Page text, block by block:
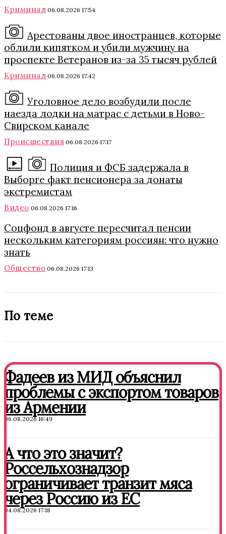
Криминал 06.08.2026 17:54
Арестованы двое иностранцев, которые
облили кипятком и убили мужчину на
проспекте Ветеранов из-за 35 тысяч рублей
Криминал 06.08.2026 17:42
Уголовное дело возбудили после
наезда лодки на матрас с детьми в Ново-
Свирском канале
Происшествия 06.08.2026 17:17
Полиция и ФСБ задержала в
Выборге факт пенсионера за донаты
экстремистам
Видео 06.08.2026 17:16
Соцфонд в августе пересчитал пенсии
нескольким категориям россиян: что нужно
знать
Общество 06.08.2026 17:13
По теме
Фадеев из МИД объяснил
проблемы с экспортом товаров
из Армении
06.08.2026 16:49
А что это значит?
Россельхознадзор
ограничивает транзит мяса
через Россию из ЕС
04.08.2026 17:18